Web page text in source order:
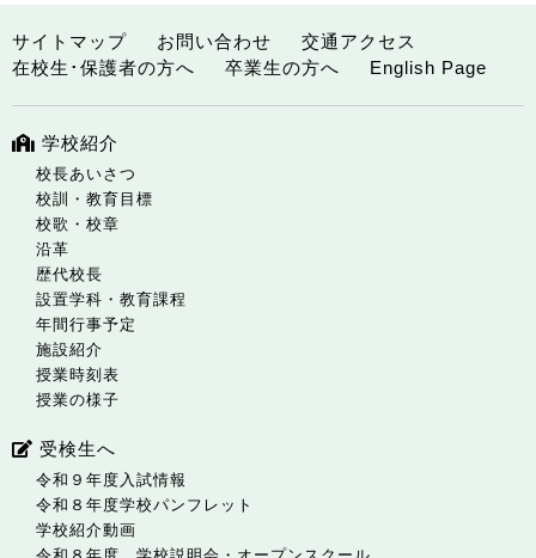
サイトマップ お問い合わせ
交通アクセス
在校生･保護者の方へ
卒業生の方へ English Page
学校紹介
校長あいさつ
校訓・教育目標
校歌・校章
沿革
歴代校長
設置学科・教育課程
年間行事予定
施設紹介
授業時刻表
授業の様子
受検生へ
令和９年度入試情報
令和８年度学校パンフレット
学校紹介動画